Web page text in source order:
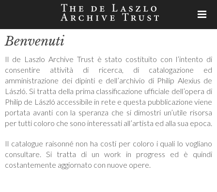
Benvenuti
Il de Laszlo Archive Trust è stato costituito con l’intento di
consentire attività di ricerca, di catalogazione ed
amministrazione dei dipinti e dell’archivio di Philip Alexius de
László. Si tratta della prima classificazione ufficiale dell’opera di
Philip de László accessibile in rete e questa pubblicazione viene
portata avanti con la speranza che si dimostri un’utile risorsa
per tutti coloro che sono interessati all’artista ed alla sua epoca.
Il catalogue raisonné non ha costi per coloro i quali lo vogliano
consultare. Si tratta di un work in progress ed è quindi
costantemente aggiornato con nuove opere.